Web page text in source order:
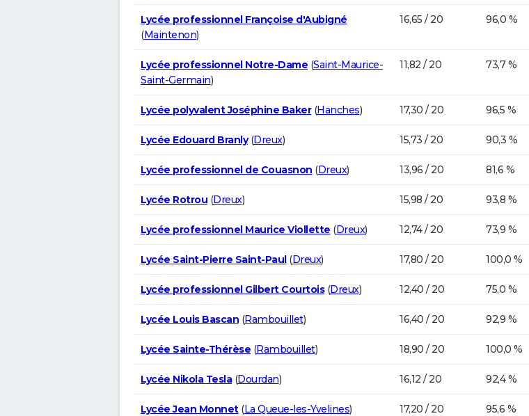
Lycée professionnel Françoise d'Aubigné
(Maintenon)
16,65 / 20 96,0 %
Lycée professionnel Notre-Dame (Saint-Maurice-
Saint-Germain)
11,82 / 20 73,7 %
Lycée polyvalent Joséphine Baker(Hanches) 17,30 / 20 96,5 %
Lycée Edouard Branly(Dreux) 15,73 / 20 90,3 %
Lycée professionnel de Couasnon (Dreux) 13,96 / 20 81,6 %
Lycée Rotrou (Dreux) 15,98 / 20 93,8 %
Lycée professionnel Maurice Viollette (Dreux) 12,74 / 20 73,9 %
Lycée Saint-Pierre Saint-Paul(Dreux) 17,80 / 20 100,0 %
Lycée professionnel Gilbert Courtois(Dreux) 12,40 / 20 75,0 %
Lycée Louis Bascan (Rambouillet) 16,40 / 20 92,9 %
Lycée Sainte-Thérèse (Rambouillet) 18,90 / 20 100,0 %
Lycée Nikola Tesla(Dourdan) 16,12 / 20 92,4 %
Lycée Jean Monnet(La Queue-les-Yvelines) 17,20 / 20 95,6 %